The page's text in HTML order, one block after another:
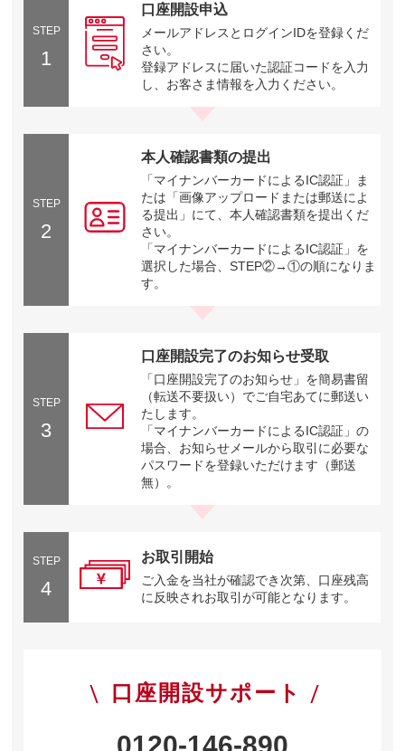
STEP
1
口座開設申込
メールアドレスとログインIDを登録くだ
さい。
登録アドレスに届いた認証コードを入力
し、お客さま情報を入力ください。
STEP
2
本人確認書類の提出
「マイナンバーカードによるIC認証」ま
たは「画像アップロードまたは郵送によ
る提出」にて、本人確認書類を提出くだ
さい。
「マイナンバーカードによるIC認証」を
選択した場合、STEP②→①の順になりま
す。
STEP
3
口座開設完了のお知らせ受取
「口座開設完了のお知らせ」を簡易書留
（転送不要扱い）でご自宅あてに郵送い
たします。
「マイナンバーカードによるIC認証」の
場合、お知らせメールから取引に必要な
パスワードを登録いただけます（郵送
無）。
STEP
4
お取引開始
ご入金を当社が確認でき次第、口座残高
に反映されお取引が可能となります。
口座開設サポート
0120-146-890